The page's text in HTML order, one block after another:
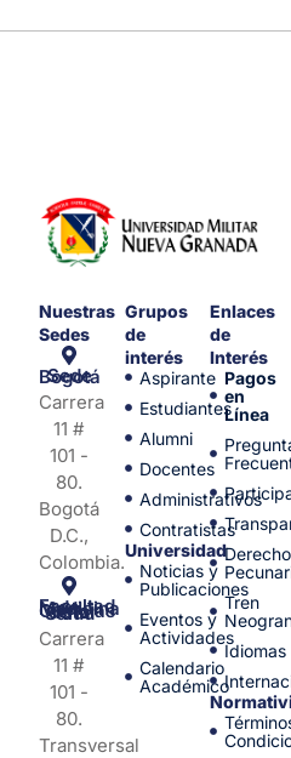
Nuestras
Sedes
Sede Bogotá
Carrera
11 #
101 -
80.
Bogotá
D.C.,
Colombia.
Facultad de Medicina y Ciencias de la Salud
Carrera
11 #
101 -
80.
Transversal
Grupos
de
interés
Aspirante
Estudiantes
Alumni
Docentes
Administrativos
Contratistas
Universidad
Noticias y
Publicaciones
Eventos y
Actividades
Calendario
Académico
Enlaces
de
Interés
Pagos
en
Línea
Tren
Idiomas